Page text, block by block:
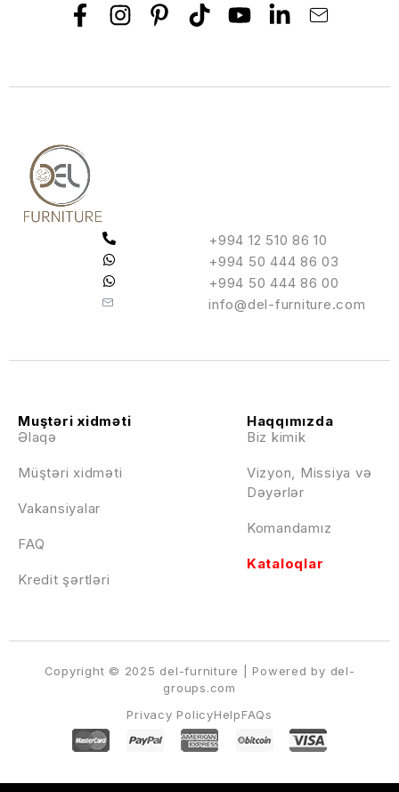
+994 12 510 86 10
+994 50 444 86 03
+994 50 444 86 00
info@del-furniture.com
Haqqımızda
Biz kimik
Vizyon, Missiya və
Dəyərlər
Komandamız
Kataloqlar
Muştəri xidməti
Əlaqə
Müştəri xidməti
Vakansiyalar
FAQ
Kredit şərtləri
Privacy PolicyHelpFAQs
Copyright © 2025 del-furniture | Powered by del-
groups.com